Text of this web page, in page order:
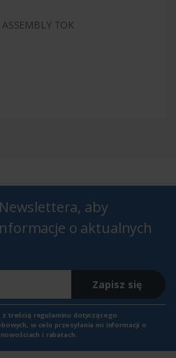
TOK
aby
o aktualnych
Zapisz się
z treścią regulaminu dotyczącego
w celu przesyłania mi informacji o
i rabatach.